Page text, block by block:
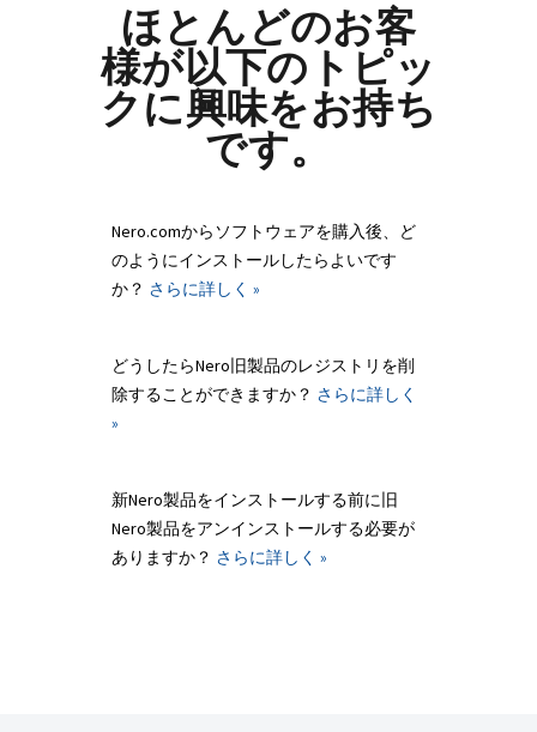
ほとんどのお客
様が以下のトピッ
クに興味をお持ち
です。
Nero.comからソフトウェアを購入後、ど
のようにインストールしたらよいです
か？ さらに詳しく »
どうしたらNero旧製品のレジストリを削
除することができますか？ さらに詳しく
»
新Nero製品をインストールする前に旧
Nero製品をアンインストールする必要が
ありますか？ さらに詳しく »